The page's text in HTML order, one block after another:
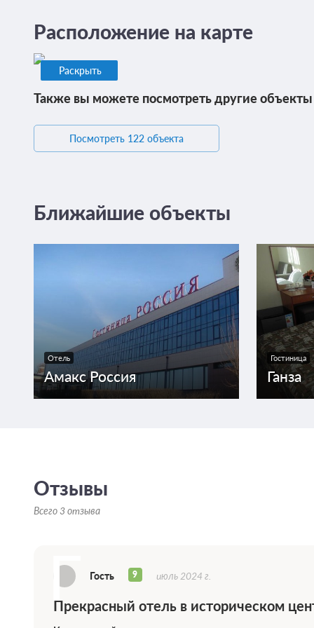
Расположение на карте
Раскрыть
Также вы можете посмотреть другие
Посмотреть 122 объекта
Ближайшие объекты
Отель
Амакс Россия
Гостиница
Ганза
Отзывы
Всего 3 отзыва
Г Гость 9 июль 2024 г.
Прекрасный отель в историческом